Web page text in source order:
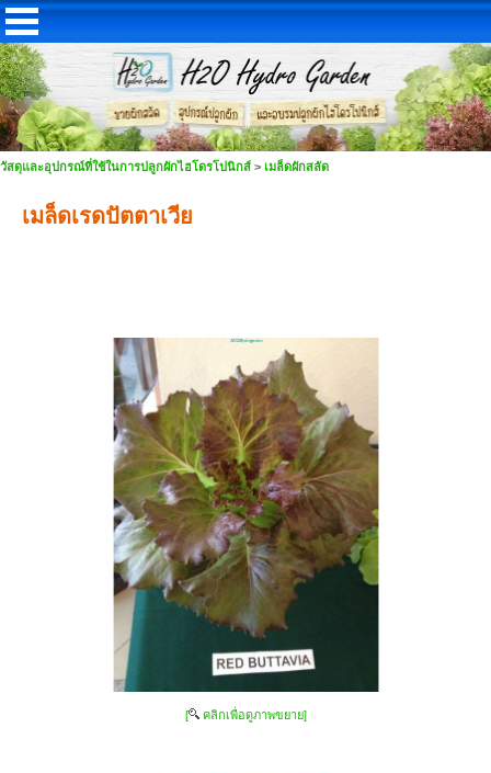
วัสดุและอุปกรณ์ที่ใช้ในการปลูกผักไฮโดรโปนิกส์ > เมล็ดผักสลัด
เมล็ดเรดปัตตาเวีย
[ คลิกเพื่อดูภาพขยาย]